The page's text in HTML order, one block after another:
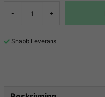
- +
Snabb Leverans